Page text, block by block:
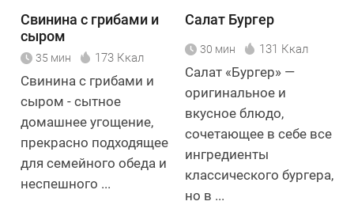
Свинина с грибами и
сыром
35 мин 173 Ккал
Свинина с грибами и
сыром - сытное
домашнее угощение,
прекрасно подходящее
для семейного обеда и
неспешного ...
Салат Бургер
30 мин 131 Ккал
Салат «Бургер» —
оригинальное и
вкусное блюдо,
сочетающее в себе все
ингредиенты
классического бургера,
но в ...